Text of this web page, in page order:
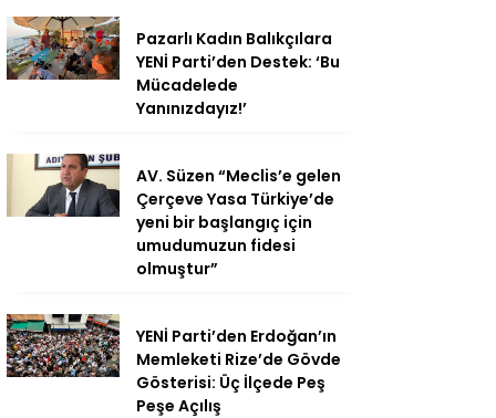
Pazarlı Kadın Balıkçılara
YENİ Parti’den Destek: ‘Bu
Mücadelede
Yanınızdayız!’
AV. Süzen “Meclis’e gelen
Çerçeve Yasa Türkiye’de
yeni bir başlangıç için
umudumuzun fidesi
olmuştur”
YENİ Parti’den Erdoğan’ın
Memleketi Rize’de Gövde
Gösterisi: Üç İlçede Peş
Peşe Açılış